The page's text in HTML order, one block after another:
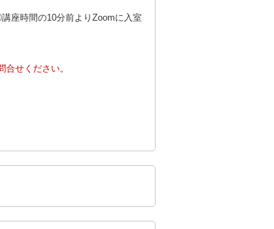
座時間の10分前よりZoomに入室
せください。